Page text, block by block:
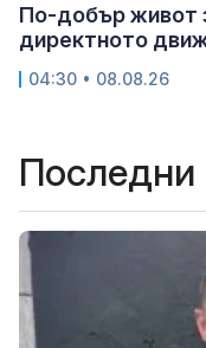
По-добър живот
директното
04:30 • 08.08.26
Последни